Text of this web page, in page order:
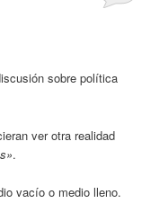
sobre política
ver otra realidad
.
vacío o medio lleno.